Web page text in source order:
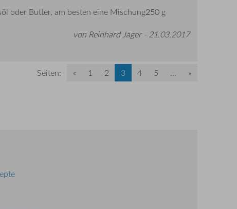
oder Butter, am besten eine Mischung250 g
von Reinhard Jäger - 21.03.2017
Seiten: « 1 2 3 4 5 ... »